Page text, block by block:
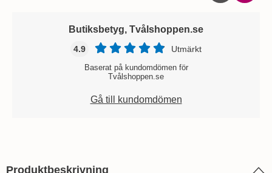
Butiksbetyg, Tvålshoppen.se
4.9 Utmärkt
Baserat på kundomdömen för
Tvålshoppen.se
Gå till kundomdömen
Produktbeskrivning